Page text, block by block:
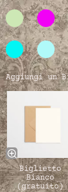
Aggiungi un
Biglietto
Bianco
(gratuito)